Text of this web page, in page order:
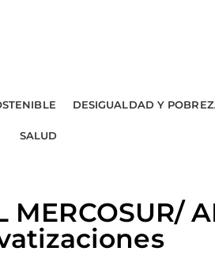
DESIGUALDAD Y
SALUD